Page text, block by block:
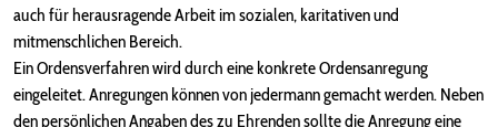
auch für herausragende Arbeit im sozialen, karitativen und
mitmenschlichen Bereich.
Ein Ordensverfahren wird durch eine konkrete Ordensanregung
eingeleitet. Anregungen können von jedermann gemacht werden. Neben
den persönlichen Angaben des zu Ehrenden sollte die Anregung eine